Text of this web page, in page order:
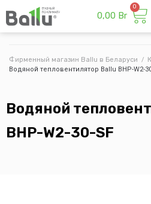
0,00 Br
Фирменный магазин Ballu в Беларуси /
Водяной тепловентилятор Ballu BHP-W2-
Водяной
BHP-W2-30-SF